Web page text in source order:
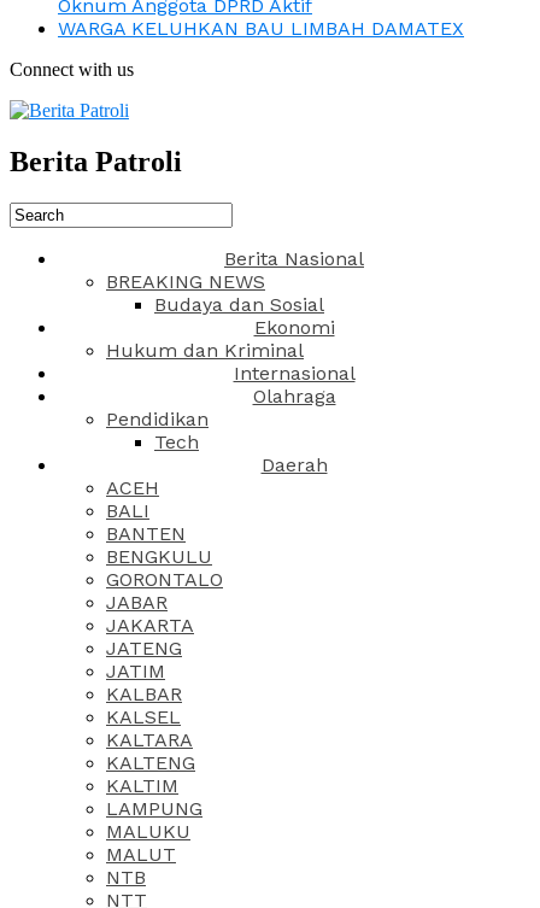
Oknum Anggota DPRD Aktif
WARGA KELUHKAN BAU LIMBAH DAMATEX
Connect with us
Berita Patroli
Berita Nasional
BREAKING NEWS
Budaya dan Sosial
Ekonomi
Hukum dan Kriminal
Internasional
Olahraga
Pendidikan
Tech
Daerah
ACEH
BALI
BANTEN
BENGKULU
GORONTALO
JABAR
JAKARTA
JATENG
JATIM
KALBAR
KALSEL
KALTARA
KALTENG
KALTIM
LAMPUNG
MALUKU
MALUT
NTB
NTT